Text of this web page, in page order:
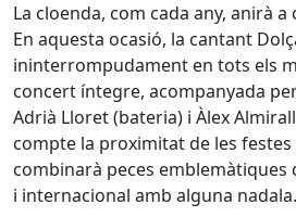
La cloenda, com cada any, anirà
En aquesta ocasió, la cantant
ininterrompudament en tots els
concert íntegre, acompanyada
Adrià Lloret (bateria) i Àlex
compte la proximitat de les
combinarà peces emblemàtiques
i internacional amb alguna nadala.